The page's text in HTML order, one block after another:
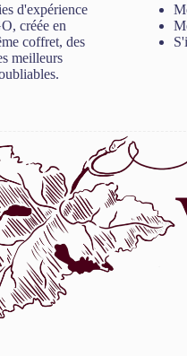
d'expérience
créée en
coffret, des
meilleurs